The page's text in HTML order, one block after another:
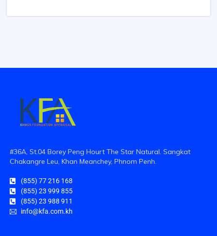
#36A, St.04 Borey Peng Hourt The Star Natural. Sangkat
Chakangre Leu, Khan Meanchey, Phnom Penh.
(855) 77 216 168
(855) 23 999 855
(855) 23 988 911
info@kfa.com.kh